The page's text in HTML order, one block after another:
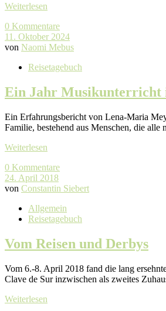
Weiterlesen
0 Kommentare
11. Oktober 2024
von Naomi Mebus
Reisetagebuch
Ein Jahr Musikunterricht
Ein Erfahrungsbericht von Lena-Maria
Familie, bestehend aus Menschen, die
Weiterlesen
0 Kommentare
24. April 2018
von Constantin Siebert
Allgemein
Reisetagebuch
Vom Reisen und Derbys
Vom 6.-8. April 2018 fand die lang
Clave de Sur inzwischen als zweites
Weiterlesen